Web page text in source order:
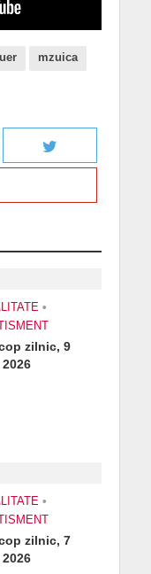
mzuica
•
zilnic, 9
•
zilnic, 7